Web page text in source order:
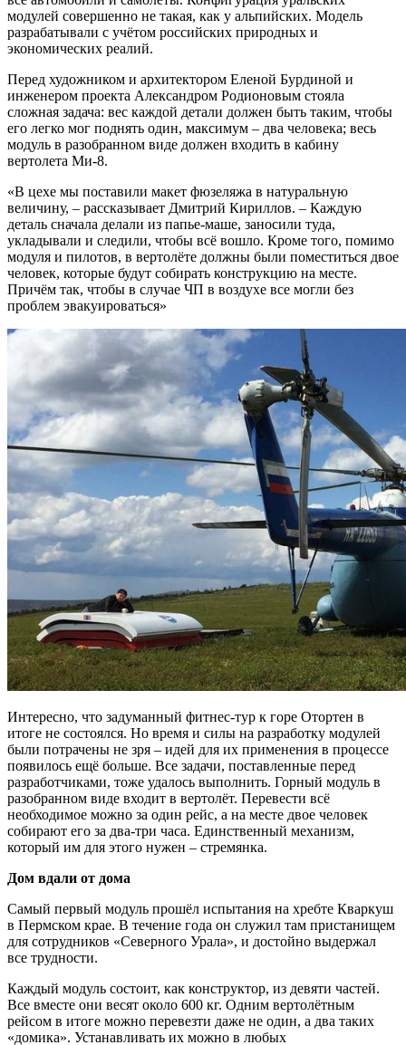
модулей совершенно не такая, как у альпийских. Модель
разрабатывали с учётом российских природных и
экономических реалий.
Перед художником и архитектором Еленой Бурдиной и
инженером проекта Александром Родионовым стояла
сложная задача: вес каждой детали должен быть таким, чтобы
его легко мог поднять один, максимум – два человека; весь
модуль в разобранном виде должен входить в кабину
вертолета Ми-8.
«В цехе мы поставили макет фюзеляжа в натуральную
величину, – рассказывает Дмитрий Кириллов. – Каждую
деталь сначала делали из папье-маше, заносили туда,
укладывали и следили, чтобы всё вошло. Кроме того, помимо
модуля и пилотов, в вертолёте должны были поместиться двое
человек, которые будут собирать конструкцию на месте.
Причём так, чтобы в случае ЧП в воздухе все могли без
проблем эвакуироваться»
Интересно, что задуманный фитнес-тур к горе Отортен в
итоге не состоялся. Но время и силы на разработку модулей
были потрачены не зря – идей для их применения в процессе
появилось ещё больше. Все задачи, поставленные перед
разработчиками, тоже удалось выполнить. Горный модуль в
разобранном виде входит в вертолёт. Перевести всё
необходимое можно за один рейс, а на месте двое человек
собирают его за два-три часа. Единственный механизм,
который им для этого нужен – стремянка.
Дом вдали от дома
Самый первый модуль прошёл испытания на хребте Кваркуш
в Пермском крае. В течение года он служил там пристанищем
для сотрудников «Северного Урала», и достойно выдержал
все трудности.
Каждый модуль состоит, как конструктор, из девяти частей.
Все вместе они весят около 600 кг. Одним вертолётным
рейсом в итоге можно перевезти даже не один, а два таких
«домика». Устанавливать их можно в любых